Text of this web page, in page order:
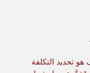
تحديد التكلفة